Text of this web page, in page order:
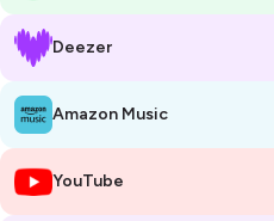
entreprises. Leur outil pédagogique
en “emmenant des personnes
Notre credo depuis le démarrage,
performance. C’est parce qu’on
entreprises, ca peut être la
ses collègues, en sa hiérarchie, en
Deezer
Amazon Music
YouTube